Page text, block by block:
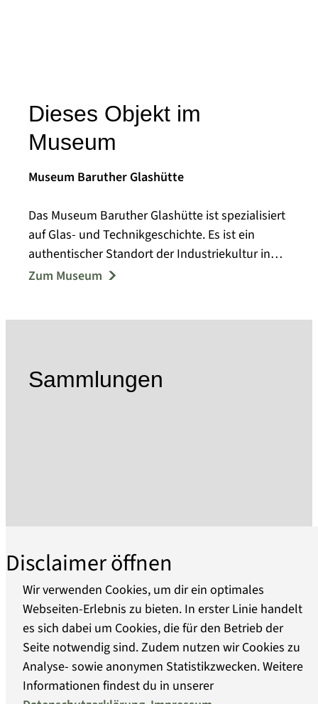
Dieses Objekt im
Museum
Museum Baruther Glashütte
Das Museum Baruther Glashütte ist spezialisiert
auf Glas- und Technikgeschichte. Es ist ein
authentischer Standort der Industriekultur in
der Werkssiedlung Baruther Glashütte, die seit
aus über 30 Gebäuden, die selbst als Exponate
zu werten sind.
In der Neuen Hütte wird die über 3000-jährige
Geschichte des Glases sowie die über 300-
jährige Betriebsgeschichte der Baruther
Glashütte in der Standesherrschaft Solms-
Baruth erzählt, die bis 1815 zu Sachsen gehörte.
Im 1. OG findet sich eine Darstellung der
physikalischen und chemischen Eigenschaften
Zum Museum
Sammlungen
Über uns
Barrierefreiheit
Disclaimer öffnen
Wir verwenden Cookies, um dir ein optimales
Webseiten-Erlebnis zu bieten. In erster Linie handelt
es sich dabei um Cookies, die für den Betrieb der
Seite notwendig sind. Zudem nutzen wir Cookies zu
Analyse- sowie anonymen Statistikzwecken. Weitere
Informationen findest du in unserer